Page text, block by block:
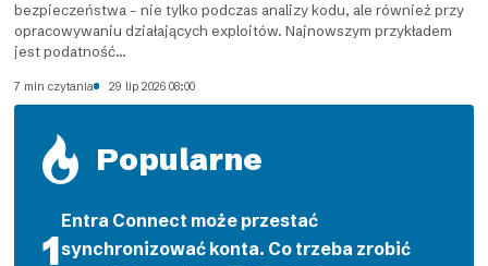
bezpieczeństwa – nie tylko podczas analizy kodu, ale również przy
opracowywaniu działających exploitów. Najnowszym przykładem
jest podatność...
7 min czytania 29 lip 2026 08:00
Popularne
Entra Connect może przestać
synchronizować konta. Co trzeba zrobić